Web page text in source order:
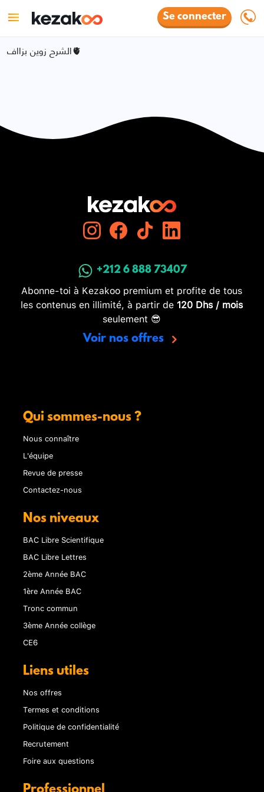
Se connecter
الشرح زوين بزااف🫀
+212 6 888 73407
Abonne-toi à Kezakoo premium et profite de tous
les contenus en illimité, à partir de 120 Dhs / mois
seulement 😎
Voir nos offres
Qui sommes-nous ?
Nous connaître
L'équipe
Revue de presse
Contactez-nous
Nos niveaux
BAC Libre Scientifique
BAC Libre Lettres
2ème Année BAC
1ère Année BAC
Tronc commun
3ème Année collège
CE6
Liens utiles
Nos offres
Termes et conditions
Politique de confidentialité
Recrutement
Foire aux questions